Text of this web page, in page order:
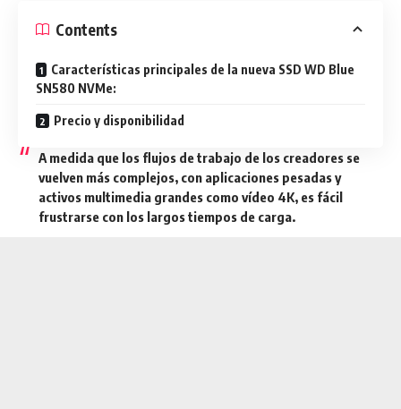
Contents
Características principales de la nueva SSD WD Blue
SN580 NVMe:
Precio y disponibilidad
A medida que los flujos de trabajo de los creadores se
vuelven más complejos, con aplicaciones pesadas y
activos multimedia grandes como vídeo 4K, es fácil
frustrarse con los largos tiempos de carga.